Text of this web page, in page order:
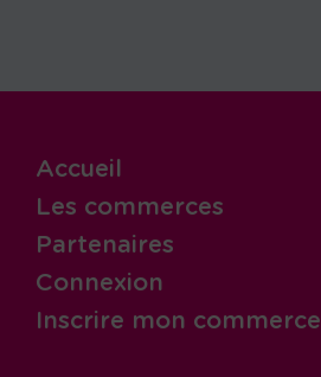
Accueil
Les commerces
Partenaires
Connexion
Inscrire mon commerce